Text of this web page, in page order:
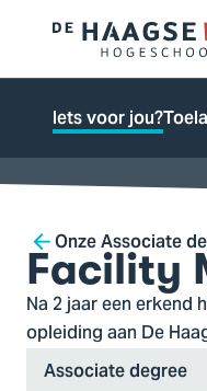
Logo
van
De
Haagse
Hogeschool,
ga
naar
de
homepagina
Iets voor jou?
Breadcrumb
Onze Associate
Facility
Na 2 jaar een
opleiding aan De
Type
Associate degree